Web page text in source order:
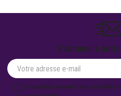
S'abonner à
Je souhaite recevoir des actualités